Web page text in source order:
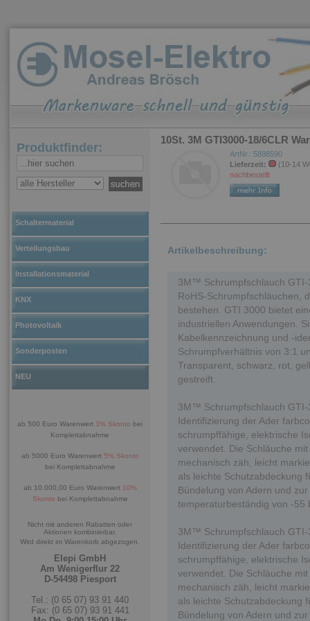
Produktfinder:
Schaltermaterial
Verteilungsbau
Installationsmaterial
KNX
Photovoltaik
Sonderposten
NEU
ab 500 Euro Warenwert 3% Skonto bei
Komplettabnahme
ab 5000 Euro Warenwert 5% Skonto
bei Komplettabnahme
ab 10.000,00 Euro Warenwert 10%
Skonto bei Komplettabnahme
Nicht mit anderen Rabatten oder
Aktionen kombinierbar.
Wird direkt im Warenkorb abgezogen.
Elepi GmbH
Am Wenigerflur 22
D-54498 Piesport
Tel.: (0 65 07) 93 91 440
Fax: (0 65 07) 93 91 441
10St. 3M GTI3000-18/6CLR
ArtNr.: 5888590
Lieferzeit:
(10-14
nachbestellt
Artikelbeschreibung:
3M™ Schrumpfschlauch
RoHS-Schrumpfschläuchen,
bestehen. GTI 3000 bietet
industriellen Anwendungen.
Kabelkennzeichnung und -
Schrumpfverhältnis von 3:1
Transparent, schwarz, rot,
gestreift.
3M™ Schrumpfschlauch
Identifizierung der Ader
schrumpffähige, elektrische
verwendet. Die Schläuche
mechanisch zäh, leicht
als leichte Schutzabdeckung
Bündelung von Adern und
temperaturbeständig von -55
3M™ Schrumpfschlauch
Identifizierung der Ader
schrumpffähige, elektrische
verwendet. Die Schläuche
mechanisch zäh, leicht
als leichte Schutzabdeckung
Bündelung von Adern und